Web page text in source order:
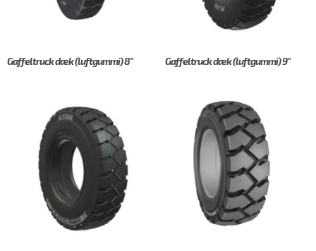
Gaffeltruck dæk (luftgummi) 8" Gaffeltruck dæk (luftgummi) 9"